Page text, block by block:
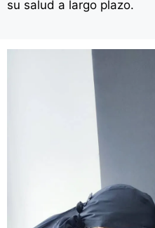
su salud a largo plazo.